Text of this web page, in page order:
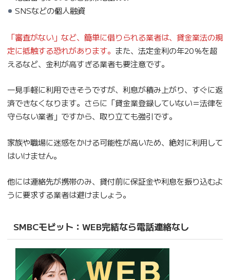
SNSなどの個人融資
「審査がない」など、簡単に借りられる業者は、貸金業法の規
定に抵触する恐れがあります。 また、法定金利の年20％を超
えるなど、金利が高すぎる業者も要注意です。
一見手軽に利用できそうですが、利息が積み上がり、すぐに返
済できなくなります。さらに「貸金業登録していない＝法律を
守らない業者」ですから、取り立ても強引です。
家族や職場に迷惑をかける可能性が高いため、絶対に利用して
はいけません。
他には連絡先が携帯のみ、貸付前に保証金や利息を振り込むよ
うに要求する業者は避けましょう。
SMBCモビット：WEB完結なら電話連絡なし